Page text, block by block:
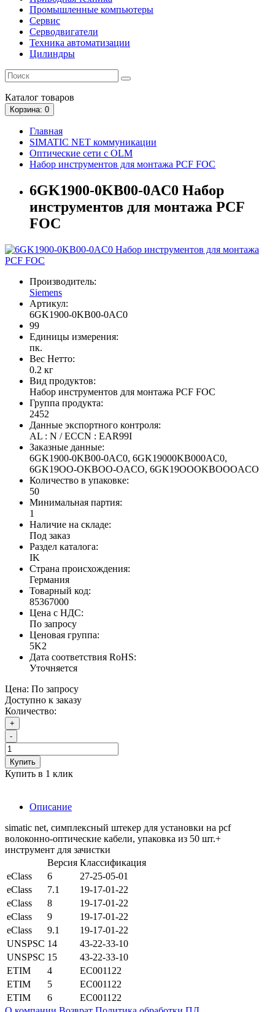
Промышленные компьютеры
Сервис
Серводвигатели
Техника автоматизации
Цилиндры
Каталог товаров
Корзина: 0
Главная
SIMATIC NET коммуникации
Оптические сети с OLM
Набор инструментов для монтажа PCF FOC
6GK1900-0KB00-0AC0 Набор
инструментов для монтажа PCF
FOC
Производитель:
Siemens
Артикул:
6GK1900-0KB00-0AC0
99
Единицы измерения:
пк.
Вес Нетто:
0.2 кг
Вид продуктов:
Набор инструментов для монтажа PCF FOC
Группа продукта:
2452
Данные экспортного контроля:
AL : N / ECCN : EAR99I
Заказные данные:
6GK1900-0KB00-0AC0, 6GK19000KB000AC0,
6GK19OO-OKBOO-OACO, 6GK19OOOKBOOOACO
Количество в упаковке:
50
Минимальная партия:
1
Наличие на складе:
Под заказ
Раздел каталога:
IK
Страна происхождения:
Германия
Товарный код:
85367000
Цена с НДС:
По запросу
Ценовая группа:
5K2
Дата соответствия RoHS:
Уточняется
Цена: По запросу
Доступно к заказу
Количество:
+
-
Купить
Купить в 1 клик
Описание
simatic net, симплексный штекер для установки на pcf
волоконно-оптические кабели, упаковка из 50 шт.+
инструмент для зачистки
Версия Классификация
eClass
6
27-25-05-01
eClass
7.1
19-17-01-22
eClass
8
19-17-01-22
eClass
9
19-17-01-22
eClass
9.1
19-17-01-22
UNSPSC 14
43-22-33-10
UNSPSC 15
43-22-33-10
ETIM
4
EC001122
ETIM
5
EC001122
ETIM
6
EC001122